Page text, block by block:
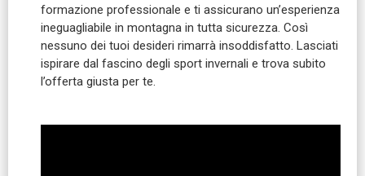
formazione professionale e ti assicurano un’esperienza
ineguagliabile in montagna in tutta sicurezza. Così
nessuno dei tuoi desideri rimarrà insoddisfatto. Lasciati
ispirare dal fascino degli sport invernali e trova subito
l’offerta giusta per te.